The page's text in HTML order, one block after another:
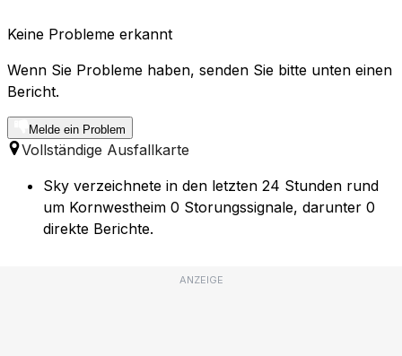
Keine Probleme erkannt
Wenn Sie Probleme haben, senden Sie bitte unten einen
Bericht.
Melde ein Problem
Vollständige Ausfallkarte
Sky verzeichnete in den letzten 24 Stunden rund
um Kornwestheim 0 Storungssignale, darunter 0
direkte Berichte.
ANZEIGE